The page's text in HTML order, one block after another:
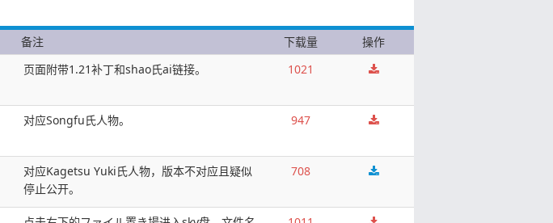
备注 下载量
操作
页面附带1.21补丁和shao氏ai链接。 1021
对应Songfu氏人物。 947
对应Kagetsu Yuki氏人物，版本不对应且疑似
停止公开。
708